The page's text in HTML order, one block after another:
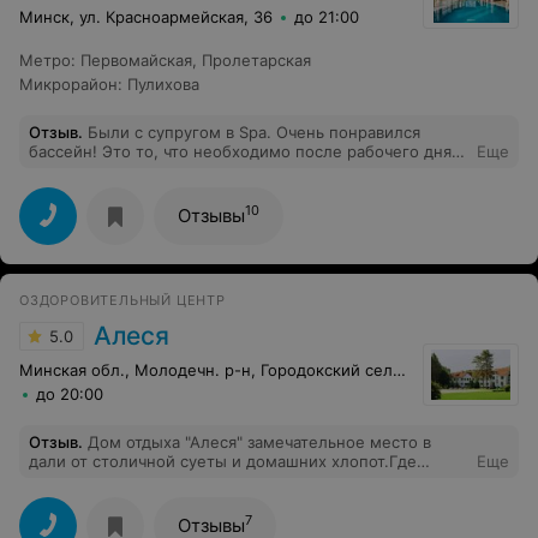
получилось! Нас разместили на 3-м этаже в довольно
уютный, хорошо убранный номер. Придя в столовую
вкусными 1-ми и 2-ми блюдами, вежливыми
официантами.
Минск, ул. Красноармейская, 36 до 21:00
Метро: Первомайская Пролетарская
Микрорайон: Пулихова
Отзыв. Были с супругом в Spa. Очень понравился
бассейн! Это то, что необходимо после рабочего дня.
у мастера по имени Антон!
Еще
Отзывы10
ОЗДОРОВИТЕЛЬНЫЙ ЦЕНТР
5.0 Алеся
Минская обл., Молодечн. р-н, Городокский сельсовет, 4
до 20:00
Отзыв. Дом отдыха "Алеся" замечательное место в
дали от столичной суеты и домашних хлопот.Где
пору года. Неоднократно с огромным удовольствие
приезжаем на отдых с семей и друзьями!Очень
Еще
Отзывы7